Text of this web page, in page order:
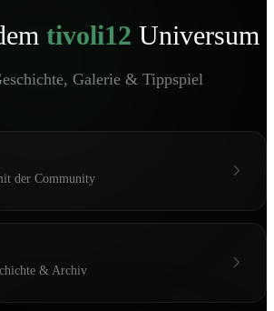
tivoli12 Universum
Galerie & Tippspiel
der Community
& Archiv